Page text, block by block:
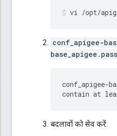
vi /opt/
conf_apigee-
conf_apigee-
contain at
बदलावों को सेव करें.